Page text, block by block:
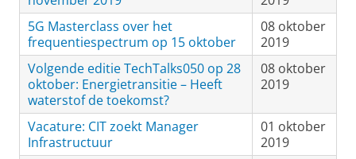
5G Masterclass over het
frequentiespectrum op 15 oktober
08 oktober
2019
Volgende editie TechTalks050 op 28
oktober: Energietransitie – Heeft
waterstof de toekomst?
08 oktober
2019
Vacature: CIT zoekt Manager
Infrastructuur
01 oktober
2019